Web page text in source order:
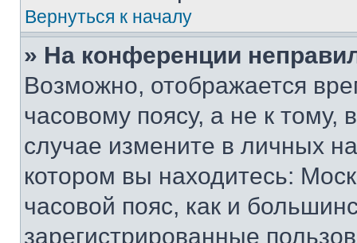
Вернуться к началу
» На конференции
Возможно, отображается
часовому поясу, а не к тому,
случае измените в личных
котором вы находитесь:
часовой пояс, как и
зарегистрированные